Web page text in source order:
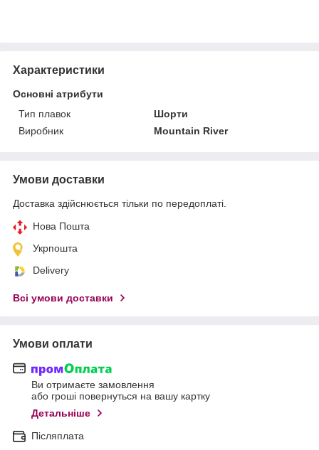
Характеристики
Основні атрибути
Тип плавок
Шорти
Виробник
Mountain River
Умови доставки
Доставка здійснюється тільки по передоплаті.
Нова Пошта
Укрпошта
Delivery
Всі умови доставки
Умови оплати
Ви отримаєте замовлення
або гроші повернуться на вашу картку
Детальніше
Післяплата